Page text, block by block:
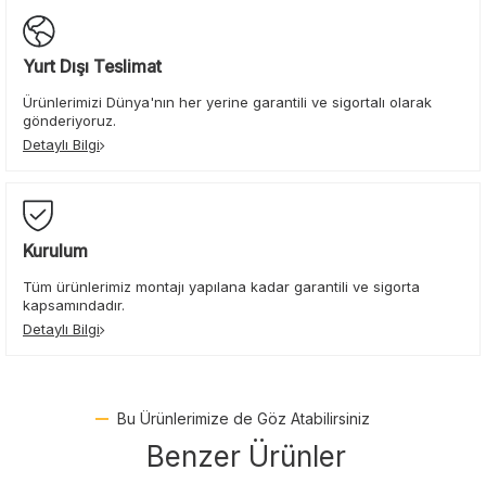
Yurt Dışı Teslimat
Ürünlerimizi Dünya'nın her yerine garantili ve sigortalı olarak
gönderiyoruz.
Detaylı Bilgi
Kurulum
Tüm ürünlerimiz montajı yapılana kadar garantili ve sigorta
kapsamındadır.
Detaylı Bilgi
Bu Ürünlerimize de Göz Atabilirsiniz
Benzer Ürünler